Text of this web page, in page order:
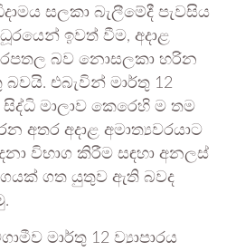
සලකා බැලීමේදී පැවසිය
ඉවත් වීම, අදාළ
බව නොසලකා හරින
එබැවින් මාර්තු 12
සිද්ධි මාලාව කෙරෙහි ම තම
අතර අදාළ අමාත්‍යවරයාට
විභාග කිරීම සඳහා අනලස්
ගත යුතුව ඇති බවද
මාර්තු 12 ව්‍යාපාරය